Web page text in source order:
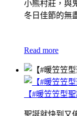
小熊村莊，與
冬日佳節的無
Read more
【#暖笠笠型
聖誕就快到又